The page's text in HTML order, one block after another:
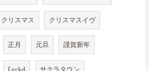
クリスマス クリスマスイヴ
正月 元旦 謹賀新年
Lyckd サクラタウン